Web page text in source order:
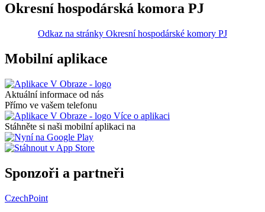
Okresní hospodárská komora PJ
Odkaz na stránky Okresní hospodárské komory PJ
Mobilní aplikace
Aktuální informace od nás
Přímo ve vašem telefonu
Více o aplikaci
Stáhněte si naši mobilní aplikaci na
Sponzoři a partneři
CzechPoint